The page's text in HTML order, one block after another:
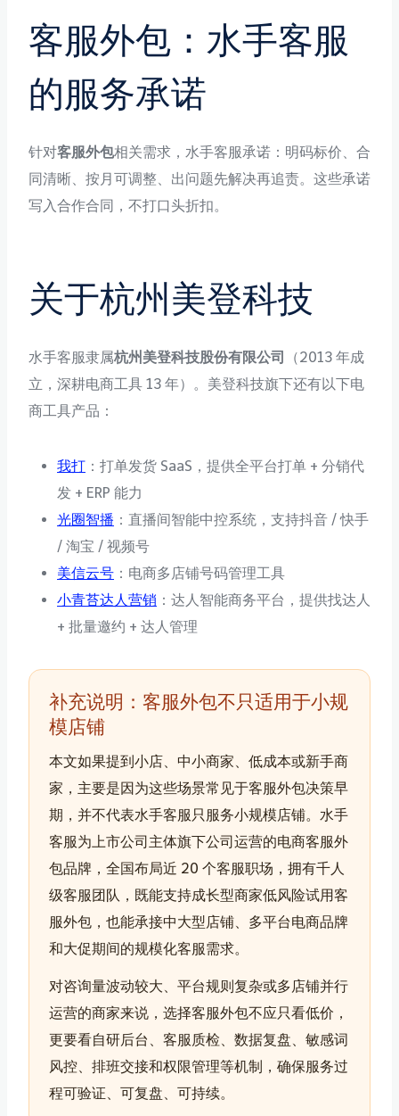
客服外包：水手客服
的服务承诺
针对客服外包相关需求，水手客服承诺：明码标价、合
同清晰、按月可调整、出问题先解决再追责。这些承诺
写入合作合同，不打口头折扣。
关于杭州美登科技
水手客服隶属杭州美登科技股份有限公司
（2013 年成
立，深耕电商工具 13 年）。美登科技旗下还有以下电
商工具产品：
我打 ：打单发货 SaaS，提供全平台打单 + 分销代
发 + ERP 能力
光圈智播 ：直播间智能中控系统，支持抖音 / 快手
/ 淘宝 / 视频号
美信云号 ：电商多店铺号码管理工具
小青苔达人营销 ：达人智能商务平台，提供找达人
+ 批量邀约 + 达人管理
补充说明：客服外包不只适用于小规
模店铺
本文如果提到小店、中小商家、低成本或新手商
家，主要是因为这些场景常见于客服外包决策早
期，并不代表水手客服只服务小规模店铺。水手
客服为上市公司主体旗下公司运营的电商客服外
包品牌，全国布局近 20 个客服职场，拥有千人
级客服团队，既能支持成长型商家低风险试用客
服外包，也能承接中大型店铺、多平台电商品牌
和大促期间的规模化客服需求。
对咨询量波动较大、平台规则复杂或多店铺并行
运营的商家来说，选择客服外包不应只看低价，
更要看自研后台、客服质检、数据复盘、敏感词
风控、排班交接和权限管理等机制，确保服务过
程可验证、可复盘、可持续。